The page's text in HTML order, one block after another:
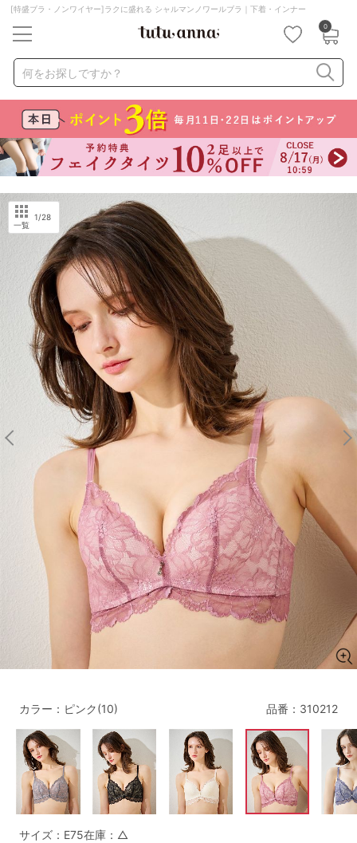
[特盛ブラ・ノンワイヤー]ラクに盛れる シャルマンノワールブラ｜下着・インナー
0
何をお探しですか？
ナイトブラ ノンワイヤー 特盛ブラ
チューブトップ
折り畳み
パジャマ ストッキング
キャミソール
カテゴリから探す
レッグウェア
ルームウェア ライフスタイル
メンズ キッズ
マタニティ ギフトラッピング
SALE
サイズからブラを探す
A60 A65 A70 A75
B65 B70 B75 B80
C65 C70 C75 C80 C85
D70 D75 D85
E70
H70 H75
SS M
L LL
価格帯から探す
～999円 1,000～1,999円
2,000～2,999円 3,000～3,999円
4,000円～
一覧
1/28
品番： 310212
カラー：ピンク(10)
サイズ：E75在庫：△